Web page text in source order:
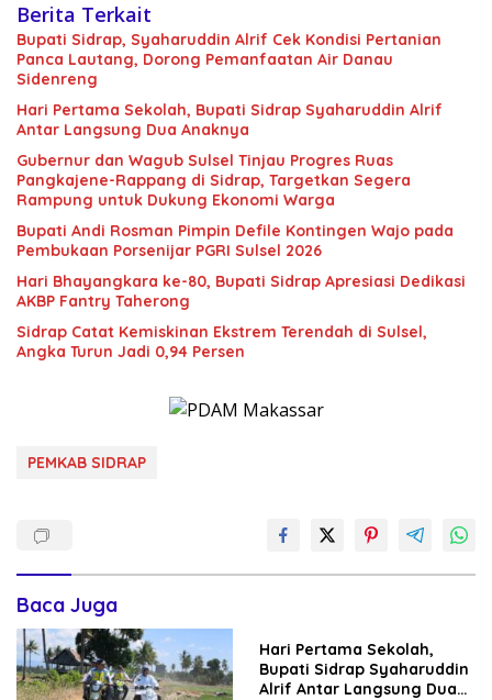
Berita Terkait
Bupati Sidrap, Syaharuddin Alrif Cek Kondisi Pertanian
Panca Lautang, Dorong Pemanfaatan Air Danau
Sidenreng
Hari Pertama Sekolah, Bupati Sidrap Syaharuddin Alrif
Antar Langsung Dua Anaknya
Gubernur dan Wagub Sulsel Tinjau Progres Ruas
Pangkajene-Rappang di Sidrap, Targetkan Segera
Rampung untuk Dukung Ekonomi Warga
Bupati Andi Rosman Pimpin Defile Kontingen Wajo pada
Pembukaan Porsenijar PGRI Sulsel 2026
Hari Bhayangkara ke-80, Bupati Sidrap Apresiasi Dedikasi
AKBP Fantry Taherong
Sidrap Catat Kemiskinan Ekstrem Terendah di Sulsel,
Angka Turun Jadi 0,94 Persen
PEMKAB SIDRAP
Baca Juga
Hari Pertama Sekolah,
Bupati Sidrap Syaharuddin
Alrif Antar Langsung Dua